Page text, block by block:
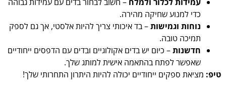
כדי למנוע שחיקה מהירה.
נוחות וגמישות– בד איכותי צריך להיות אלסטי, אך גם לספק
תמיכה טובה.
חדשנות– כיום יש בדים אקולוגיים ובדים עם הדפסים ייחודיים
שאפשר לפתח בהתאמה אישית למותג שלך.
טיפ: מציאת ספקים ייחודיים יכולה להיות היתרון התחרותי שלך!